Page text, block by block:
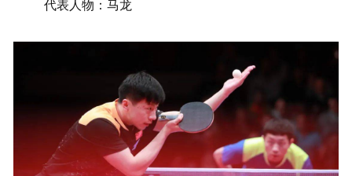
代表人物：马龙